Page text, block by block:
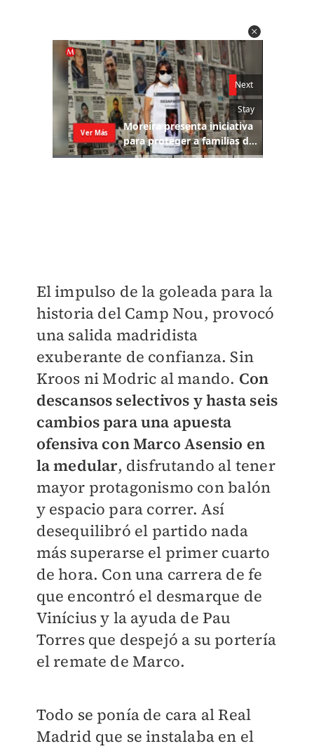
El impulso de la goleada para la
historia del Camp Nou, provocó
una salida madridista
exuberante de confianza. Sin
Kroos ni Modric al mando. Con
descansos selectivos y hasta seis
cambios para una apuesta
ofensiva con Marco Asensio en
la medular, disfrutando al tener
mayor protagonismo con balón
y espacio para correr. Así
desequilibró el partido nada
más superarse el primer cuarto
de hora. Con una carrera de fe
que encontró el desmarque de
Vinícius y la ayuda de Pau
Torres que despejó a su portería
el remate de Marco.
Todo se ponía de cara al Real
Madrid que se instalaba en el